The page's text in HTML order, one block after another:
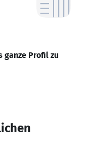
ganze Profil zu